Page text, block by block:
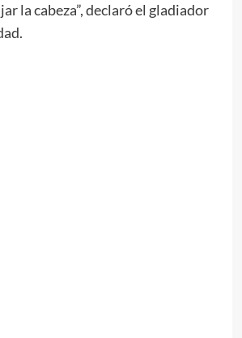
la cabeza”, declaró el gladiador